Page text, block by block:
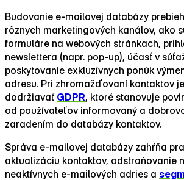
Budovanie e‑mailovej databázy
rôznych marketingových kanálov, ako
formuláre na webových stránkach,
newslettera (napr. pop‑up), účasť v
poskytovanie exkluzívnych ponúk
adresu. Pri zhromažďovaní kontaktov
dodržiavať GDPR, ktoré stanovuje
od používateľov informovaný a
zaradením do databázy kontaktov.
Správa e‑mailovej databázy zahŕňa
aktualizáciu kontaktov, odstraňovanie
neaktívnych e‑mailových adries a